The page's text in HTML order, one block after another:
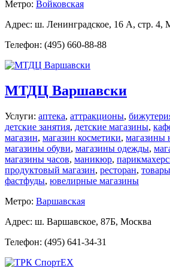
Метро: Войковская
Адрес: ш. Ленинградское, 16 А, стр. 4,
Телефон: (495) 660-88-88
МТДЦ Варшавски
Услуги: аптека, аттракционы,
детские занятия, детские магазины,
магазин, магазин косметики, магазины
магазины обуви, магазины одежды,
магазины часов, маникюр,
продуктовый магазин, ресторан,
фастфуды, ювелирные магазины
Метро: Варшавская
Адрес: ш. Варшавское, 87Б, Москва
Телефон: (495) 641-34-31